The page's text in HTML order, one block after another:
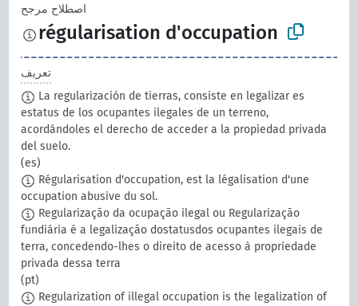
اصطلاح مرجح
régularisation d'occupation
تعریف
La regularización de tierras, consiste en legalizar es
estatus de los ocupantes ilegales de un terreno,
acordándoles el derecho de acceder a la propiedad privada
del suelo.
(es)
Régularisation d'occupation, est la légalisation d'une
occupation abusive du sol.
Regularização da ocupação ilegal ou Regularização
fundiária é a legalização dostatusdos ocupantes ilegais de
terra, concedendo-lhes o direito de acesso à propriedade
privada dessa terra
(pt)
Regularization of illegal occupation is the legalization of